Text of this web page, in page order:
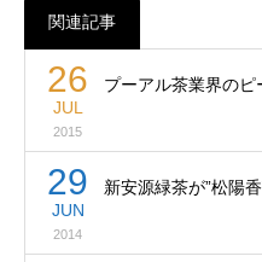
関連記事
26
JUL
2015
プーアル茶業界の
29
JUN
2014
新安源緑茶が”松陽